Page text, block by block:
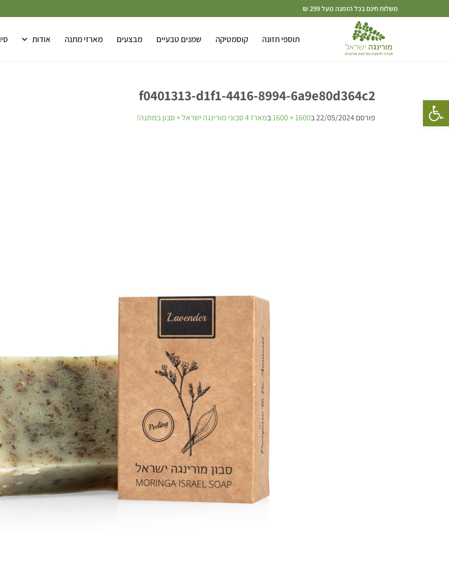
פתח סרגל נגישות
משלוח חינם בכל הזמנה מעל 299 ₪
תוספי תזונה קוסמטיקה שמנים טבעיים מבצעים מארזי מתנה אודות
f0401313-d1f1-4416-8994-6a9e80d364c2
פורסם22/05/2024ב1600 × 1600 במארז 4 סבוני מורינגה ישראל + סבון במתנה!